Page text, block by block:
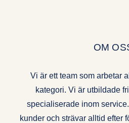
OM
Vi är ett team som arbetar
kategori. Vi är utbildade
specialiserade inom
kunder och strävar alltid efter